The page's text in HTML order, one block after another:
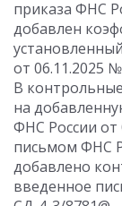
приказа ФНС
добавлен
от 06.11.2025
В
на
ФНС России от
письмом ФНС
добавлено
введенное